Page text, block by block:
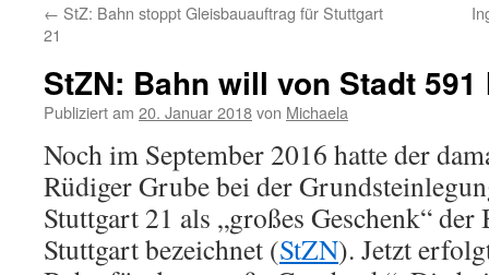
← StZ: Bahn stoppt Gleisbauauftrag für Stuttgart
21
StZN: Bahn will von Stadt
Publiziert am 20. Januar 2018von Michaela
Noch im September 2016 hatte der
Rüdiger Grube bei der
Stuttgart 21 als „großes Geschenk“ der
Stuttgart bezeichnet (StZN). Jetzt